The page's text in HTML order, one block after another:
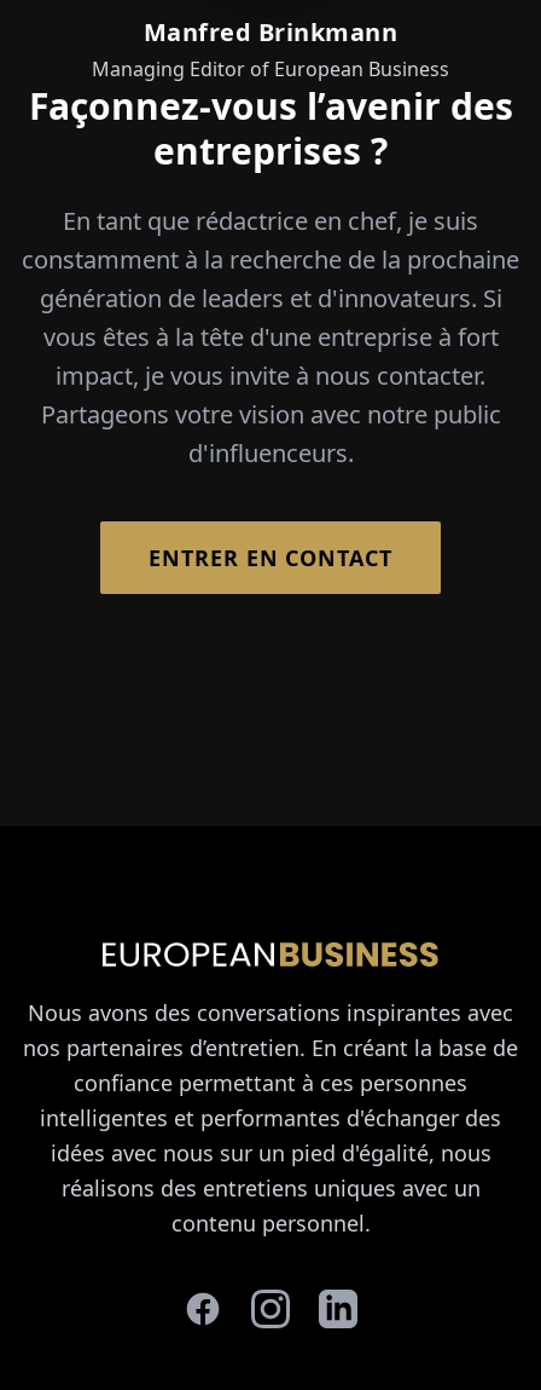
Manfred Brinkmann
Managing Editor of European Business
Façonnez-vous l’avenir des
entreprises ?
En tant que rédactrice en chef, je suis
constamment à la recherche de la prochaine
génération de leaders et d'innovateurs. Si
vous êtes à la tête d'une entreprise à fort
impact, je vous invite à nous contacter.
Partageons votre vision avec notre public
d'influenceurs.
ENTRER EN CONTACT
Nous avons des conversations inspirantes avec
nos partenaires d’entretien. En créant la base de
confiance permettant à ces personnes
intelligentes et performantes d'échanger des
idées avec nous sur un pied d'égalité, nous
réalisons des entretiens uniques avec un
contenu personnel.